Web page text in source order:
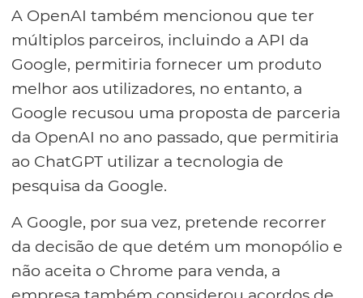
A OpenAI também mencionou que ter
múltiplos parceiros, incluindo a API da
Google, permitiria fornecer um produto
melhor aos utilizadores, no entanto, a
Google recusou uma proposta de parceria
da OpenAI no ano passado, que permitiria
ao ChatGPT utilizar a tecnologia de
pesquisa da Google.
A Google, por sua vez, pretende recorrer
da decisão de que detém um monopólio e
não aceita o Chrome para venda, a